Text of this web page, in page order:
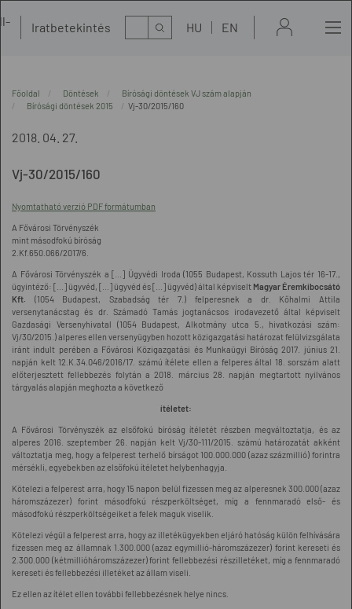
Iratbetekintés Kereső HU EN
Főoldal Döntések
Bírósági döntések VJ szám alapján
Bírósági döntések 2015
Vj-30/2015/160
2018. 04. 27.
Vj-30/2015/160
Nyomtatható verzió PDF formátumban
A Fővárosi Törvényszék
mint másodfokú bíróság
2.Kf.650.066/2017/6.
A Fővárosi Törvényszék a [...] Ügyvédi Iroda (1055 Budapest, Kossuth Lajos tér 16-17.,
ügyintéző: [...] ügyvéd, [...] ügyvéd és [...] ügyvéd) által képviselt Magyar Éremkibocsátó
Kft. (1054 Budapest, Szabadság tér 7.) felperesnek a dr. Kőhalmi Attila
versenytanácstag és dr. Számadó Tamás jogtanácsos irodavezető által képviselt
Gazdasági Versenyhivatal (1054 Budapest, Alkotmány utca 5., hivatkozási szám:
Vj/30/2015.) alperes ellen versenyügyben hozott közigazgatási határozat felülvizsgálata
iránt indult perében a Fővárosi Közigazgatási és Munkaügyi Bíróság 2017. június 21.
napján kelt 12.K.34.046/2016/17. számú ítélete ellen a felperes által 18. sorszám alatt
előterjesztett fellebbezés folytán a 2018. március 28. napján megtartott nyilvános
tárgyalás alapján meghozta a következő
ítéletet:
A Fővárosi Törvényszék az elsőfokú bíróság ítéletét részben megváltoztatja, és az
alperes 2016. szeptember 26. napján kelt Vj/30-111/2015. számú határozatát akként
változtatja meg, hogy a felperest terhelő bírságot 100.000.000 (azaz százmillió) forintra
mérsékli, egyebekben az elsőfokú ítéletet helybenhagyja.
Kötelezi a felperest arra, hogy 15 napon belül fizessen meg az alperesnek 300.000 (azaz
háromszázezer) forint másodfokú részperköltséget, míg a fennmaradó első- és
másodfokú részperköltségeiket a felek maguk viselik.
Kötelezi végül a felperest arra, hogy az illetékügyekben eljáró hatóság külön felhívására
fizessen meg az államnak 1.300.000 (azaz egymillió-háromszázezer) forint kereseti és
2.300.000 (kétmillióháromszázezer) forint fellebbezési részilletéket, míg a fennmaradó
kereseti és fellebbezési illetéket az állam viseli.
Ez ellen az ítélet ellen további fellebbezésnek helye nincs.